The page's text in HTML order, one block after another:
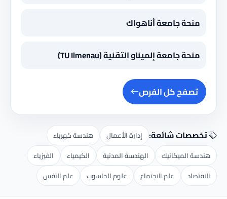
منحة جامعة أناهواك
منحة جامعة إلميناو التقنية (TU Ilmenau)
تصفح كل الفرص
تخصصات شائعة: إدارة الأعمال
هندسة كهرباء
هندسة الميكانيك
الهندسة المدنية الكيمياء
الفيزياء
الاقتصاد
علم الاجتماع علوم الحاسوب علم النفس